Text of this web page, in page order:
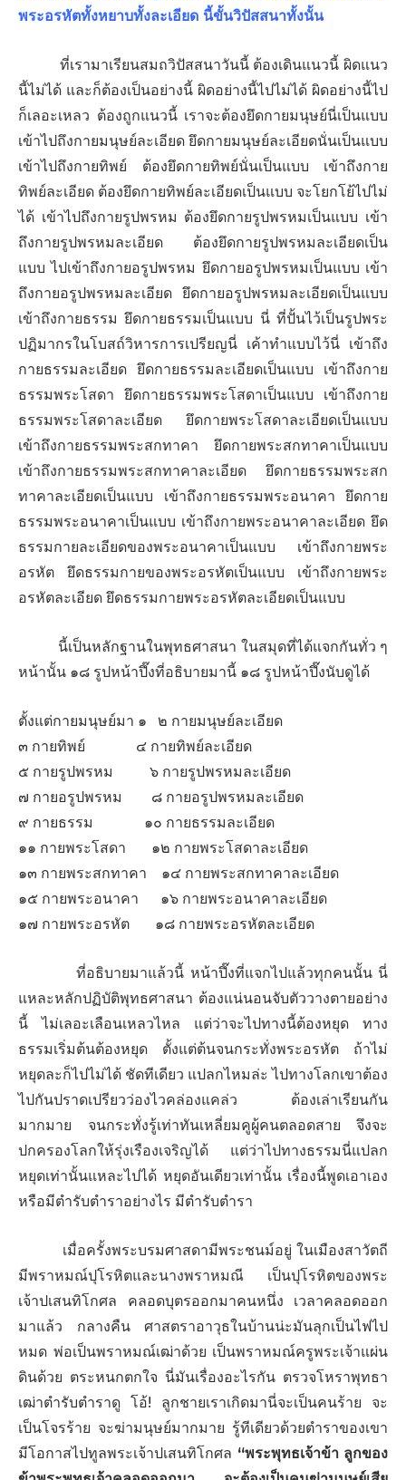
พระอรหัตทั้งหยาบทั้งละเอียด นี้ขั้นวิปัสสนาทั้งนั้น
ที่เรามาเรียนสมถวิปัสสนาวันนี้ ต้องเดินแนวนี้ ผิดแนว
นี้ไม่ได้ และก็ต้องเป็นอย่างนี้ ผิดอย่างนี้ไปไม่ได้ ผิดอย่างนี้ไป
ก็เลอะเหลว ต้องถูกแนวนี้ เราจะต้องยึดกายมนุษย์นี่เป็นแบบ
เข้าไปถึงกายมนุษย์ละเอียด ยึดกายมนุษย์ละเอียดนั่นเป็นแบบ
เข้าไปถึงกายทิพย์ ต้องยึดกายทิพย์นั่นเป็นแบบ เข้าถึงกาย
ทิพย์ละเอียด ต้องยึดกายทิพย์ละเอียดเป็นแบบ จะโยกโย้ไปไม่
ได้ เข้าไปถึงกายรูปพรหม ต้องยึดกายรูปพรหมเป็นแบบ เข้า
ถึงกายรูปพรหมละเอียด ต้องยึดกายรูปพรหมละเอียดเป็น
แบบ ไปเข้าถึงกายอรูปพรหม ยึดกายอรูปพรหมเป็นแบบ เข้า
ถึงกายอรูปพรหมละเอียด ยึดกายอรูปพรหมละเอียดเป็นแบบ
เข้าถึงกายธรรม ยึดกายธรรมเป็นแบบ นี่ ที่ปั้นไว้เป็นรูปพระ
ปฏิมากรในโบสถ์วิหารการเปรียญนี่ เค้าทำแบบไว้นี่ เข้าถึง
กายธรรมละเอียด ยึดกายธรรมละเอียดเป็นแบบ เข้าถึงกาย
ธรรมพระโสดา ยึดกายธรรมพระโสดาเป็นแบบ เข้าถึงกาย
ธรรมพระโสดาละเอียด ยึดกายพระโสดาละเอียดเป็นแบบ
เข้าถึงกายธรรมพระสกทาคา ยึดกายพระสกทาคาเป็นแบบ
เข้าถึงกายธรรมพระสกทาคาละเอียด ยึดกายธรรมพระสก
ทาคาละเอียดเป็นแบบ เข้าถึงกายธรรมพระอนาคา ยึดกาย
ธรรมพระอนาคาเป็นแบบ เข้าถึงกายพระอนาคาละเอียด ยึด
ธรรมกายละเอียดของพระอนาคาเป็นแบบ เข้าถึงกายพระ
อรหัต ยึดธรรมกายของพระอรหัตเป็นแบบ เข้าถึงกายพระ
อรหัตละเอียด ยึดธรรมกายพระอรหัตละเอียดเป็นแบบ
นี้เป็นหลักฐานในพุทธศาสนา ในสมุดที่ได้แจกกันทั่ว ๆ
หน้านั้น ๑๘ รูปหน้าปึ๊งที่อธิบายมานี้ ๑๘ รูปหน้าปึ๊งนับดูได้
ตั้งแต่กายมนุษย์มา ๑ ๒ กายมนุษย์ละเอียด
๓ กายทิพย์ ๔ กายทิพย์ละเอียด
๕ กายรูปพรหม ๖ กายรูปพรหมละเอียด
๗ กายอรูปพรหม ๘ กายอรูปพรหมละเอียด
๙ กายธรรม ๑๐ กายธรรมละเอียด
๑๑ กายพระโสดา ๑๒ กายพระโสดาละเอียด
๑๓ กายพระสกทาคา ๑๔ กายพระสกทาคาละเอียด
๑๕ กายพระอนาคา ๑๖ กายพระอนาคาละเอียด
๑๗ กายพระอรหัต ๑๘ กายพระอรหัตละเอียด
ที่อธิบายมาแล้วนี้ หน้าปึ๊งที่แจกไปแล้วทุกคนนั้น นี่
แหละหลักปฏิบัติพุทธศาสนา ต้องแน่นอนจับตัววางตายอย่าง
นี้ ไม่เลอะเลือนเหลวไหล แต่ว่าจะไปทางนี้ต้องหยุด ทาง
ธรรมเริ่มต้นต้องหยุด ตั้งแต่ต้นจนกระทั่งพระอรหัต ถ้าไม่
หยุดละก็ไปไม่ได้ ชัดทีเดียว แปลกไหมล่ะ ไปทางโลกเขาต้อง
ไปกันปราดเปรียวว่องไวคล่องแคล่ว ต้องเล่าเรียนกัน
มากมาย จนกระทั่งรู้เท่าทันเหลี่ยมคูผู้คนตลอดสาย จึงจะ
ปกครองโลกให้รุ่งเรืองเจริญได้ แต่ว่าไปทางธรรมนี่แปลก
หยุดเท่านั้นแหละไปได้ หยุดอันเดียวเท่านั้น เรื่องนี้พูดเอาเอง
หรือมีตำรับตำราอย่างไร มีตำรับตำรา
เมื่อครั้งพระบรมศาสดามีพระชนม์อยู่ ในเมืองสาวัตถี
มีพราหมณ์ปุโรหิตและนางพราหมณี เป็นปุโรหิตของพระ
เจ้าปเสนทิโกศล คลอดบุตรออกมาคนหนึ่ง เวลาคลอดออก
มาแล้ว กลางคืน ศาสตราอาวุธในบ้านน่ะมันลุกเป็นไฟไป
หมด พ่อเป็นพราหมณ์เฒ่าด้วย เป็นพราหมณ์ครูพระเจ้าแผ่น
ดินด้วย ตระหนกตกใจ นี่มันเรื่องอะไรกัน ตรวจโหราพุทธา
เฒ่าตำรับตำราดู โอ้! ลูกชายเราเกิดมานี่จะเป็นคนร้าย จะ
เป็นโจรร้าย จะฆ่ามนุษย์มากมาย รู้ทีเดียวด้วยตำราของเขา
มีโอกาสไปทูลพระเจ้าปเสนทิโกศล “พระพุทธเจ้าข้า ลูกของ